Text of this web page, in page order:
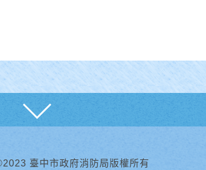
臺中市政府消防局版權所有